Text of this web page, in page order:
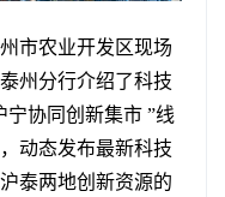
市农业开发区现场
州分行介绍了科技
宁协同创新集市 ”线
动态发布最新科技
泰两地创新资源的